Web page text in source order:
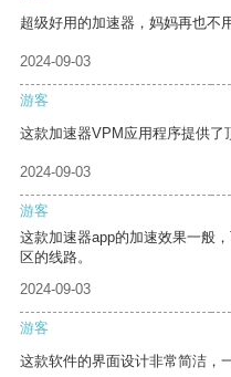
超级好用的加速器，妈妈再也不
2024-09-03
游客
这款加速器VPM应用程序提供了
2024-09-03
游客
这款加速器app的加速效果一般
区的线路。
2024-09-03
游客
这款软件的界面设计非常简洁，